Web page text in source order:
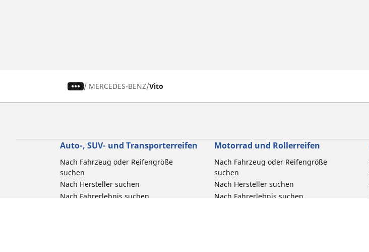
/ MERCEDES-BENZ Vito
Auto-, SUV- und Transporterreifen
Nach Fahrzeug oder Reifengröße
suchen
Nach Hersteller suchen
Nach Fahrerlebnis suchen
Motorrad und Rollerreifen
Nach Fahrzeug oder Reifengröße
suchen
Nach Hersteller suchen
Nach Fahrerlebnis suchen